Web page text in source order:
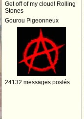
Get off of my cloud! Rolling
Stones
Gourou Pigeonneux
24132 messages postés